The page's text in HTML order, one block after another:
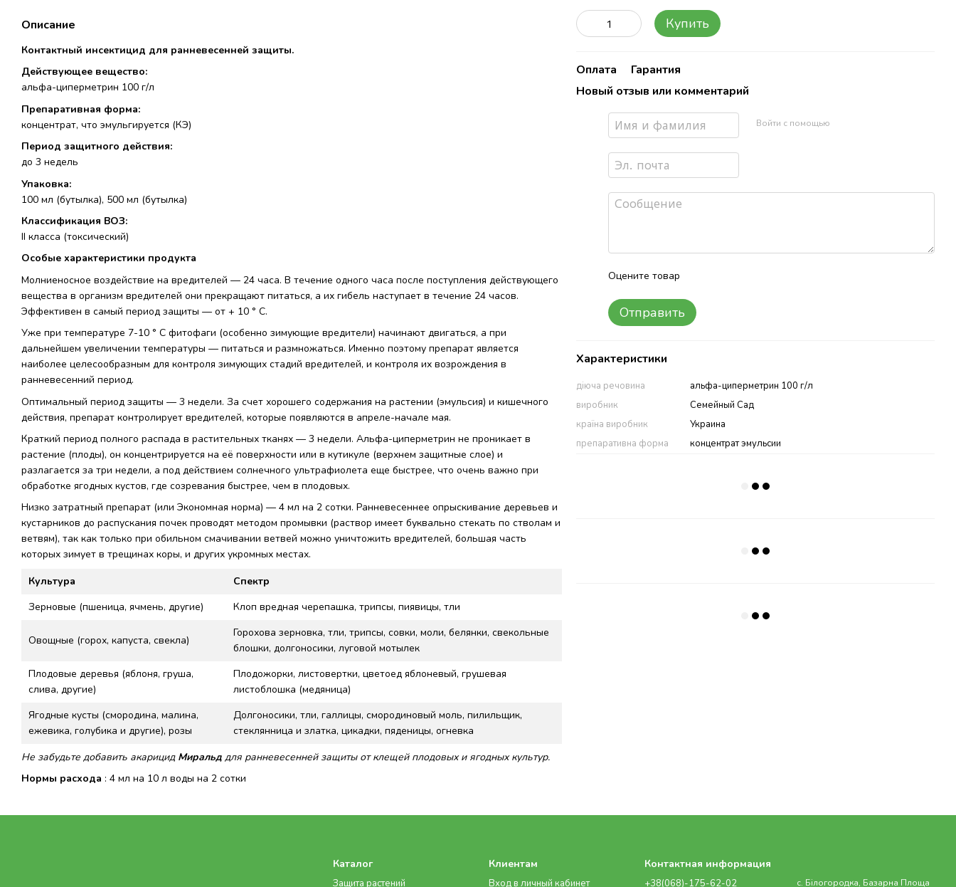
Описание
Контактный инсектицид для ранневесенней защиты.
Действующее вещество:
альфа-циперметрин 100 г/л
Препаративная форма:
концентрат, что эмульгируется (КЭ)
Период защитного действия:
до 3 недель
Упаковка:
100 мл (бутылка), 500 мл (бутылка)
Классификация ВОЗ:
II класса (токсический)
Особые характеристики продукта
Молниеносное воздействие на вредителей — 24 часа. В течение одного часа после поступления действующего
вещества в организм вредителей они прекращают питаться, а их гибель наступает в течение 24 часов.
Эффективен в самый период защиты — от + 10 ° С.
Уже при температуре 7-10 ° С фитофаги (особенно зимующие вредители) начинают двигаться, а при
дальнейшем увеличении температуры — питаться и размножаться. Именно поэтому препарат является
наиболее целесообразным для контроля зимующих стадий вредителей, и контроля их возрождения в
ранневесенний период.
Оптимальный период защиты — 3 недели. За счет хорошего содержания на растении (эмульсия) и кишечного
действия, препарат контролирует вредителей, которые появляются в апреле-начале мая.
Краткий период полного распада в растительных тканях — 3 недели. Альфа-циперметрин не проникает в
растение (плоды), он концентрируется на её поверхности или в кутикуле (верхнем защитные слое) и
разлагается за три недели, а под действием солнечного ультрафиолета еще быстрее, что очень важно при
обработке ягодных кустов, где созревания быстрее, чем в плодовых.
Низко затратный препарат (или Экономная норма) — 4 мл на 2 сотки. Ранневесеннее опрыскивание деревьев и
кустарников до распускания почек проводят методом промывки (раствор имеет буквально стекать по стволам и
ветвям), так как только при обильном смачивании ветвей можно уничтожить вредителей, большая часть
которых зимует в трещинах коры, и других укромных местах.
Культура
Спектр
Зерновые (пшеница, ячмень, другие)
Клоп вредная черепашка, трипсы, пиявицы, тли
Овощные (горох, капуста, свекла)
Горохова зерновка, тли, трипсы, совки, моли, белянки, свекольные
блошки, долгоносики, луговой мотылек
Плодовые деревья (яблоня, груша,
слива, другие)
Плодожорки, листовертки, цветоед яблоневый, грушевая
листоблошка (медяница)
Ягодные кусты (смородина, малина,
ежевика, голубика и другие), розы
Долгоносики, тли, галлицы, смородиновый моль, пилильщик,
стеклянница и златка, цикадки, пяденицы, огневка
Не забудьте добавить акарицид Миральд для ранневесенней защиты от клещей плодовых и ягодных культур.
Нормы расхода : 4 мл на 10 л воды на 2 сотки
Купить
Оплата
Гарантия
Новый отзыв или комментарий
Войти с помощью
Оцените товар
Отправить
Характеристики
діюча речовина
альфа-циперметрин 100 г/л
виробник
Семейный Сад
країна виробник
Украина
препаративна форма
концентрат эмульсии
Каталог
Защита растений
Клиентам
Вход в личный кабинет
Контактная информация
+38(068)-175-62-02 с. Білогородка, Базарна Площа